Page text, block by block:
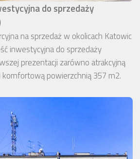
do sprzedaży
na sprzedaż w okolicach Katowic
inwestycyjna do sprzedaży
prezentacji zarówno atrakcyjną
komfortową powierzchnią 357 m2.